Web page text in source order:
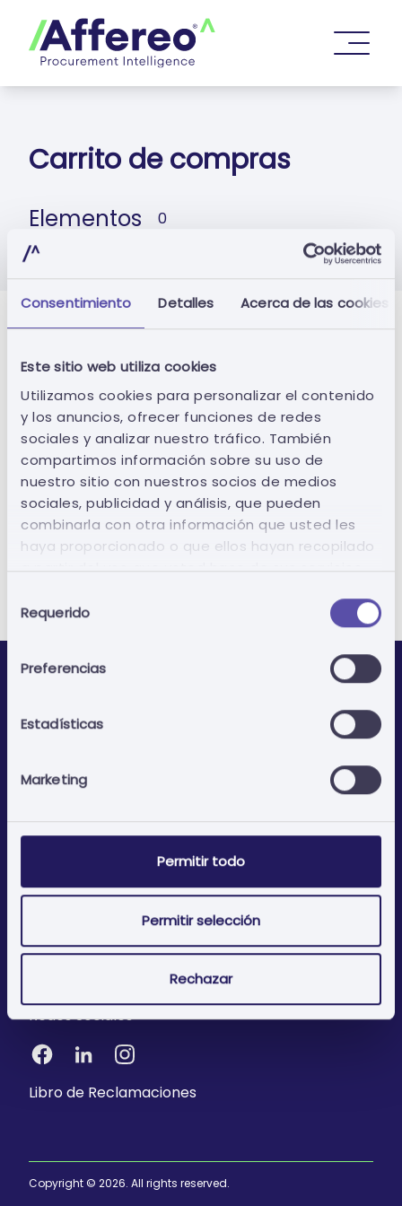
Consentimiento Detalles Acerca de las cookies
Este sitio web utiliza cookies
Utilizamos cookies para personalizar el contenido
y los anuncios, ofrecer funciones de redes
sociales y analizar nuestro tráfico. También
compartimos información sobre su uso de
nuestro sitio con nuestros socios de medios
sociales, publicidad y análisis, que pueden
combinarla con otra información que usted les
haya proporcionado o que ellos hayan recopilado
a partir del uso que usted hace de sus servicios.
de
consentimiento
Requerido
Preferencias
Estadísticas
Marketing
Permitir todo
Permitir selección
Rechazar
Carrito de compras
Elementos 0
Sumario
Total parcial
0,00 €
Impuesto
Total 0,00 €
Pasar por la caja
Política de privacidad
Política de cookies
FAQ's
Redes Sociales
Libro de Reclamaciones
Copyright © 2026. All rights reserved.